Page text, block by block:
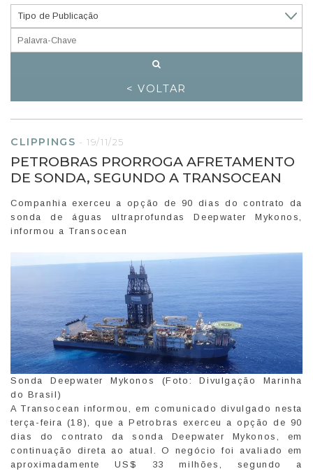
< VOLTAR
CLIPPINGS -19/11/25
PETROBRAS PRORROGA AFRETAMENTO
DE SONDA, SEGUNDO A TRANSOCEAN
Companhia exerceu a opção de 90 dias do contrato da
sonda de águas ultraprofundas Deepwater Mykonos,
informou a Transocean
Sonda Deepwater Mykonos (Foto: Divulgação Marinha
do Brasil)
A Transocean informou, em comunicado divulgado nesta
terça-feira (18), que a Petrobras exerceu a opção de 90
dias do contrato da sonda Deepwater Mykonos, em
continuação direta ao atual. O negócio foi avaliado em
aproximadamente US$ 33 milhões, segundo a